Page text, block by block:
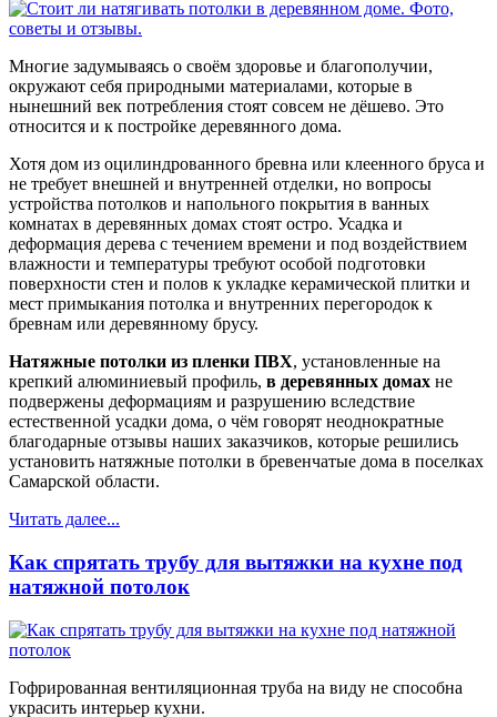
Многие задумываясь о своём здоровье и благополучии,
окружают себя природными материалами, которые в
нынешний век потребления стоят совсем не дёшево. Это
относится и к постройке деревянного дома.
Хотя дом из оцилиндрованного бревна или клеенного бруса и
не требует внешней и внутренней отделки, но вопросы
устройства потолков и напольного покрытия в ванных
комнатах в деревянных домах стоят остро. Усадка и
деформация дерева с течением времени и под воздействием
влажности и температуры требуют особой подготовки
поверхности стен и полов к укладке керамической плитки и
мест примыкания потолка и внутренних перегородок к
бревнам или деревянному брусу.
Натяжные потолки из пленки ПВХ, установленные на
крепкий алюминиевый профиль, в деревянных домах не
подвержены деформациям и разрушению вследствие
естественной усадки дома, о чём говорят неоднократные
благодарные отзывы наших заказчиков, которые решились
установить натяжные потолки в бревенчатые дома в поселках
Самарской области.
Читать далее...
Как спрятать трубу для вытяжки на кухне под
натяжной потолок
Гофрированная вентиляционная труба на виду не способна
украсить интерьер кухни.